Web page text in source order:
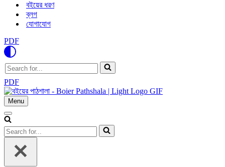
বইয়ের ধরণ
ব্লগ
যোগাযোগ
PDF
Search
for...
PDF
Menu
Navigation
Navigation
Menu
Search
for...